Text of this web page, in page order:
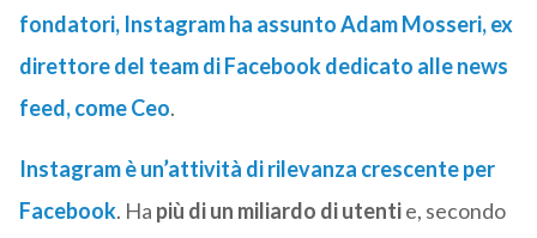
fondatori, Instagram ha assunto Adam Mosseri, ex
direttore del team di Facebook dedicato alle news
feed, come Ceo.
Instagram è un’attività di rilevanza crescente per
Facebook. Ha più di un miliardo di utentie, secondo